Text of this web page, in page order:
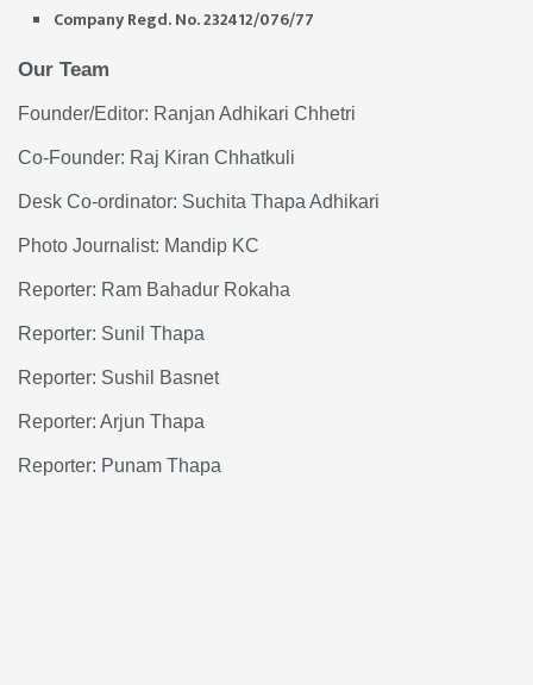
Company Regd. No. 232412/076/77
Our Team
Founder/Editor: Ranjan Adhikari Chhetri
Co-Founder: Raj Kiran Chhatkuli
Desk Co-ordinator: Suchita Thapa Adhikari
Photo Journalist: Mandip KC
Reporter: Ram Bahadur Rokaha
Reporter: Sunil Thapa
Reporter: Sushil Basnet
Reporter: Arjun Thapa
Reporter: Punam Thapa